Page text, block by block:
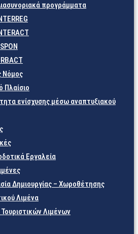
προγράμματα
Νόμος
Πλαίσιο
ενίσχυσης μέσω αναπτυξιακού
Εργαλεία
Δημιουργίας – Χωροθέτησης
Λιμένα
Λιμένων